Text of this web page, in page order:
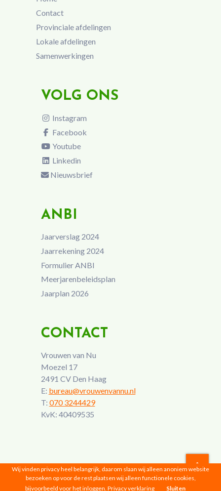
Contact
Provinciale afdelingen
Lokale afdelingen
Samenwerkingen
VOLG ONS
Instagram
Facebook
Youtube
Linkedin
Nieuwsbrief
ANBI
Jaarverslag 2024
Jaarrekening 2024
Formulier ANBI
Meerjarenbeleidsplan
Jaarplan 2026
CONTACT
Vrouwen van Nu
Moezel 17
2491 CV Den Haag
E: bureau@vrouwenvannu.nl
T: 070 3244429
KvK: 40409535
Vrouwen van Nu © 2026 |Privacyverklaring
Wij vinden privacy heel belangrijk, daarom slaan wij alleen anoniem website
bezoeken op voor de rest plaatsen wij alleen functionele cookies,
bijvoorbeeld voor het inloggen. Privacy verklaring Sluiten